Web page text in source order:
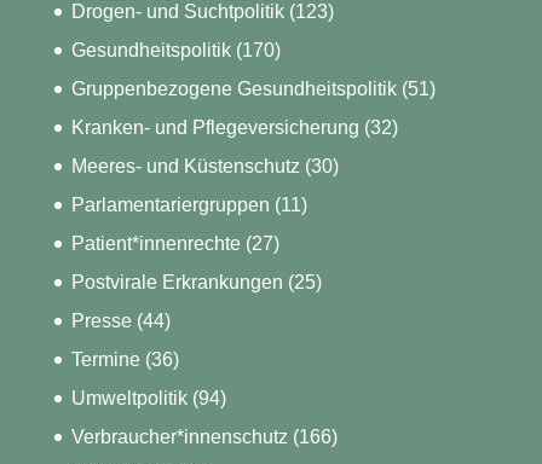
Drogen- und Suchtpolitik(123)
Gesundheitspolitik(170)
Gruppenbezogene Gesundheitspolitik(51)
Kranken- und Pflegeversicherung (32)
Meeres- und Küstenschutz (30)
Parlamentariergruppen (11)
Patient*innenrechte(27)
Postvirale Erkrankungen (25)
Presse(44)
Termine(36)
Umweltpolitik(94)
Verbraucher*innenschutz (166)